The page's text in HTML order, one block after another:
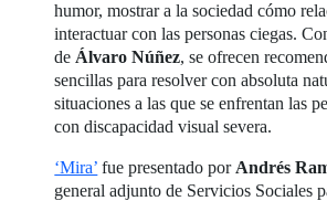
humor, mostrar a la sociedad cómo
interactuar con las personas ciegas.
de Álvaro Núñez, se ofrecen
sencillas para resolver con absoluta
situaciones a las que se enfrentan las
con discapacidad visual severa.
‘Mira’ fue presentado por Andrés
general adjunto de Servicios Sociales